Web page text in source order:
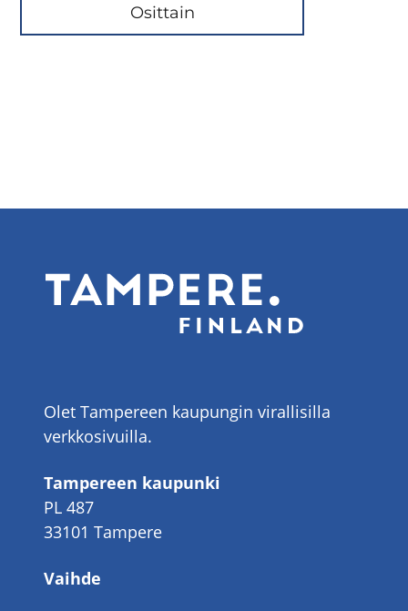
Osittain
Olet Tampereen kaupungin virallisilla
verkkosivuilla.
Tampereen kaupunki
PL 487
33101 Tampere
Vaihde